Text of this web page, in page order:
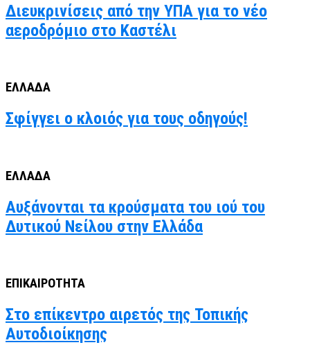
Διευκρινίσεις από την ΥΠΑ για το νέο
αεροδρόμιο στο Καστέλι
ΕΛΛΑΔΑ
Σφίγγει ο κλοιός για τους οδηγούς!
ΕΛΛΑΔΑ
Αυξάνονται τα κρούσματα του ιού του
Δυτικού Νείλου στην Ελλάδα
ΕΠΙΚΑΙΡΟΤΗΤΑ
Στο επίκεντρο αιρετός της Τοπικής
Αυτοδιοίκησης